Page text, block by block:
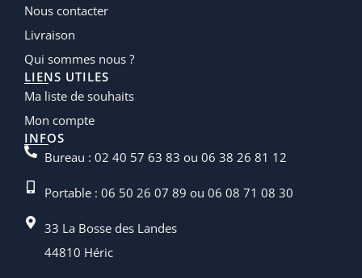
Nous contacter
Livraison
Qui sommes nous ?
LIENS UTILES
Ma liste de souhaits
Mon compte
INFOS
Bureau : 02 40 57 63 83 ou 06 38 26 81 12
Portable : 06 50 26 07 89 ou 06 08 71 08 30
33 La Bosse des Landes
44810 Héric